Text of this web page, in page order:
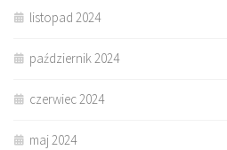
listopad 2024
październik 2024
czerwiec 2024
maj 2024